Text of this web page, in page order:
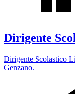
Dirigente
Dirigente Scolastico
Genzano.